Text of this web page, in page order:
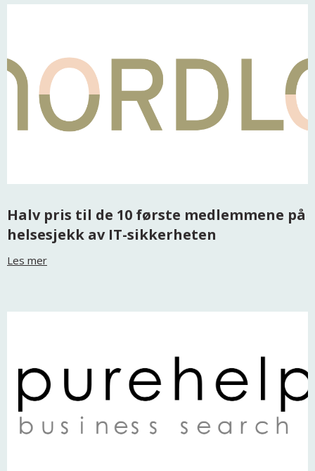
Halv pris til de 10 første medlemmene på
helsesjekk av IT-sikkerheten
Les mer